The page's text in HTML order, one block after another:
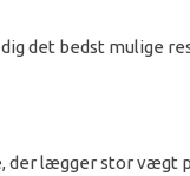
det bedst mulige
der lægger stor vægt